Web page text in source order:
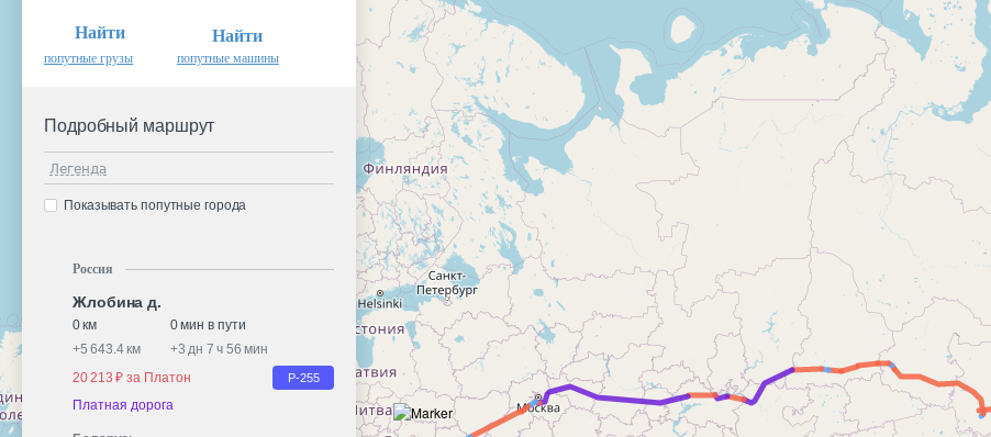
Найти
попутные грузы
Найти
попутные машины
Подробный маршрут
Легенда
Показывать попутные города
Россия
Жлобина д.
0 км
0 мин в пути
+5 643.4 км +3 дн 7 ч 56 мин
20 213 ₽ за Платон
Р-255
Платная дорога